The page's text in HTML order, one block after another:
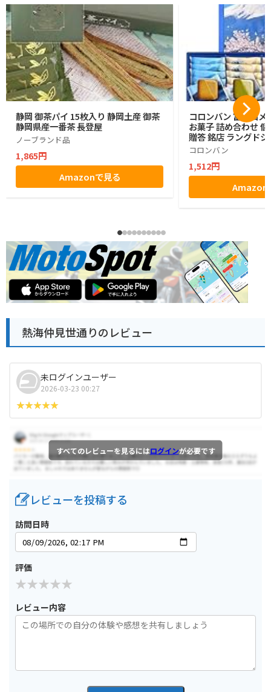
静岡 御茶パイ 15枚入り 静岡土産 御茶
静岡県産一番茶 長登屋
ノーブランド品
1,865円
Amazonで見る
コロンバン 富士山メ
お菓子 詰め合わせ
贈答 銘店 ラングド
コロンバン
1,512円
Amazon
熱海仲見世通りのレビュー
未ログインユーザー
2026-03-23 00:27
すべてのレビューを見るにはログインが必要です
レビューを投稿する
訪問日時
評価
レビュー内容